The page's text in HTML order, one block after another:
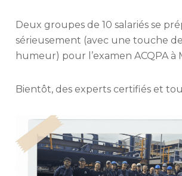
Deux groupes de 10 salariés se
sérieusement (avec une touche
humeur) pour l’examen ACQPA à
Bientôt, des experts certifiés et